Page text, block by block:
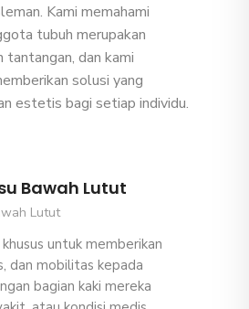
Kami memahami
tubuh merupakan
tantangan, dan kami
solusi yang
estetis bagi setiap individu.
Bawah Lutut
Lutut
untuk memberikan
dan mobilitas kepada
bagian kaki mereka